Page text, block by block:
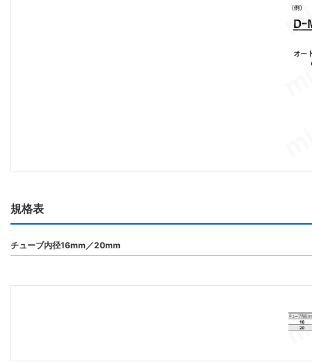
規格表
チューブ内径16mm／20mm